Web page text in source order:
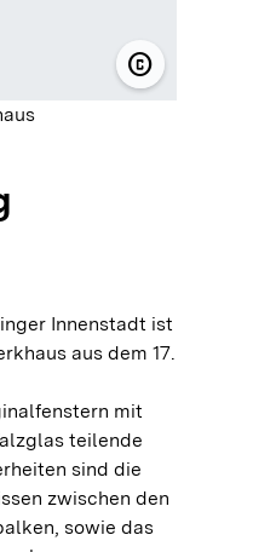
copyright© Holzbau-
Innenstadt ist
aus dem 17.
mit
teilende
sind die
zwischen den
sowie das